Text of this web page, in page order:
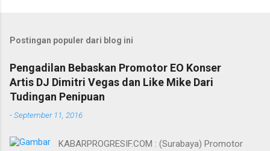
Postingan populer dari blog ini
Pengadilan Bebaskan Promotor EO Konser
Artis DJ Dimitri Vegas dan Like Mike Dari
Tudingan Penipuan
-September 11, 2016
KABARPROGRESIF.COM : (Surabaya) Promotor